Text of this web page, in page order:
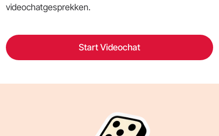
videochatgesprekken.
Start Videochat